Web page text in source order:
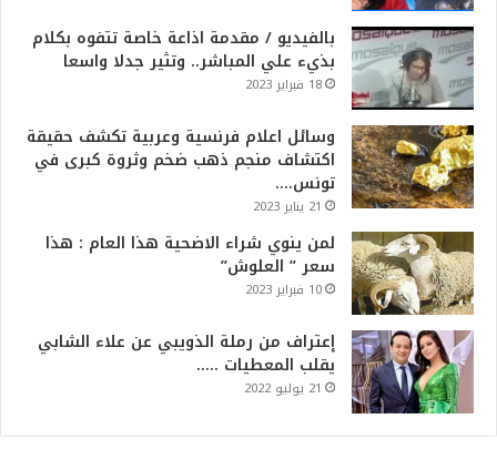
بالفيديو / مقدمة اذاعة خاصة تتفوه بكلام
بذيء علي المباشر.. وتثير جدلا واسعا
18 فبراير 2023
وسائل اعلام فرنسية وعربية تكشف حقيقة
اكتشاف منجم ذهب ضخم وثروة كبرى في
تونس….
21 يناير 2023
لمن ينوي شراء الاضحية هذا العام : هذا
سعر ” العلوش”
10 فبراير 2023
إعتراف من رملة الذويبي عن علاء الشابي
يقلب المعطيات …..
21 يوليو 2022